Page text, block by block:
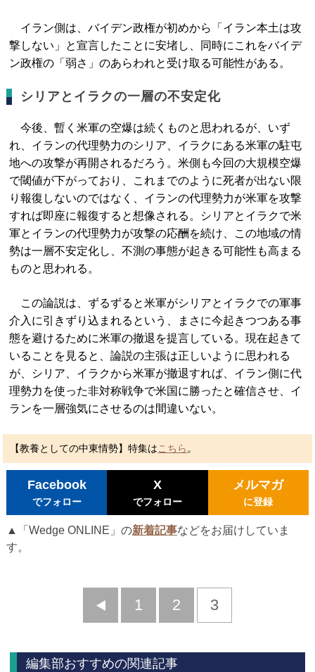
イラン側は、バイデン政権が初めから「イラン本土は攻
撃しない」と宣言したことに安堵し、同時にこれをバイデ
ン政権の「弱さ」のあらわれと受け取る可能性がある。
シリアとイラクの一層の不安定化
今後、暫く米軍の空爆は続くものと思われるが、いず
れ、イランの代理勢力のシリア、イラクにある米軍の駐屯
地への攻撃が再開されるだろう。米側も今回の大規模空爆
で閾値が下がっており、これまでのように死者が出ない限
り報復しないのではなく、イランの代理勢力が米軍を攻撃
すれば即座に報復すると想像される。シリアとイラクで米
軍とイランの代理勢力が攻撃の応酬を続け、この地域の情
勢は一層不安定化し、不測の事態が起きる可能性も高まる
ものと思われる。
この論説は、ずるずると米軍がシリアとイラクでの軍事
介入に引きずり込まれるという、まさに今起きつつある事
態を避けるために米軍の撤退を提言している。現在起きて
いることを見ると、論説の主張は正しいように思われる
が、シリア、イラクから米軍が撤退すれば、イラン側に代
理勢力を使った非対称戦争で米国に勝ったと確信させ、イ
ランを一層強気にさせるのは間違いない。
【教養としての中東情勢】特集はこちら 。
Facebook
でフォロー
X
でフォロー
メルマガ
に登録
▲「Wedge ONLINE」の新着記事などをお届けしていま
す。
前
1 2 3
編集部おすすめの関連記事